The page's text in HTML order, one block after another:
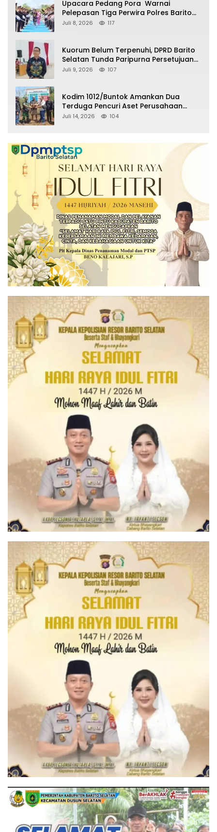
Upacara Pedang Pora Warnai
Pelepasan Tiga Perwira Polres Barito
Selatan Masuki Masa Pensiun
Juli 8, 2026 117
Kuorum Belum Terpenuhi, DPRD Barito
Selatan Tunda Paripurna Persetujuan
Raperda Pertanggungjawaban APBD
Juli 9, 2026 107
Kodim 1012/Buntok Amankan Dua
Terduga Pencuri Aset Perusahaan
Sitaan Satgas PKH, Satu Paket Diduga
Juli 14, 2026 104